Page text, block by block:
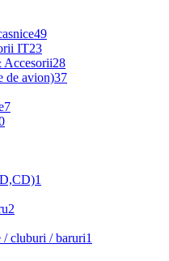
49
IT23
Accesorii28
de avion)37
7
1
2
/ cluburi / baruri1